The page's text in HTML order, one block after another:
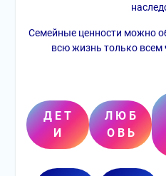
Семейные ценности можно
всю жизнь только всем
Д Е Т
И
Л Ю Б
О В Ь